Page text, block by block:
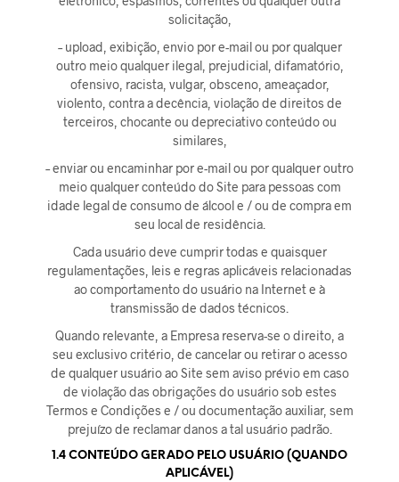
solicitação,
– upload, exibição, envio por e-mail ou por qualquer
outro meio qualquer ilegal, prejudicial, difamatório,
ofensivo, racista, vulgar, obsceno, ameaçador,
violento, contra a decência, violação de direitos de
terceiros, chocante ou depreciativo conteúdo ou
similares,
– enviar ou encaminhar por e-mail ou por qualquer outro
meio qualquer conteúdo do Site para pessoas com
idade legal de consumo de álcool e / ou de compra em
seu local de residência.
Cada usuário deve cumprir todas e quaisquer
regulamentações, leis e regras aplicáveis relacionadas
ao comportamento do usuário na Internet e à
transmissão de dados técnicos.
Quando relevante, a Empresa reserva-se o direito, a
seu exclusivo critério, de cancelar ou retirar o acesso
de qualquer usuário ao Site sem aviso prévio em caso
de violação das obrigações do usuário sob estes
Termos e Condições e / ou documentação auxiliar, sem
prejuízo de reclamar danos a tal usuário padrão.
1.4 CONTEÚDO GERADO PELO USUÁRIO (QUANDO
APLICÁVEL)